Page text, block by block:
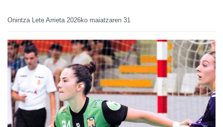
Onintza Lete Arrieta 2026ko maiatzaren 31